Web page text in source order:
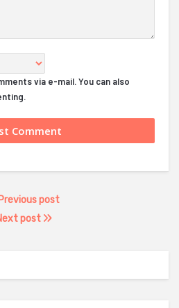
via e-mail. You can also
post
post